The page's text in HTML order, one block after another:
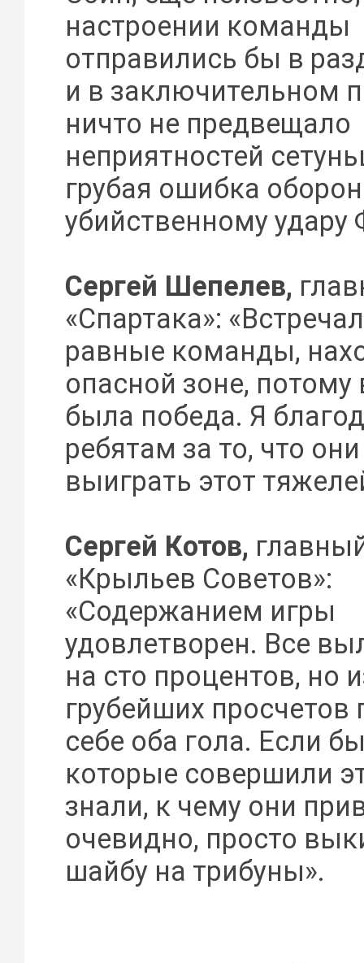
настроении команды
отправились бы в
и в заключительном
ничто не предвещало
неприятностей
грубая ошибка
убийственному удару
Сергей Шепелев,
«Спартака»:
равные команды,
опасной зоне,
была победа. Я
ребятам за то, что
выиграть этот
Сергей Котов,
«Крыльев Советов»:
«Содержанием игры
удовлетворен. Все
на сто процентов, но
грубейших просчетов
себе оба гола. Если
которые совершили
знали, к чему они
очевидно, просто
шайбу на трибуны».